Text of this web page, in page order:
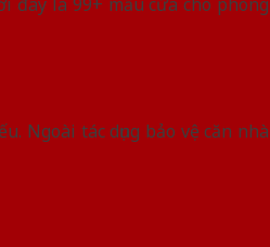
Ngoài tác dụng bảo vệ căn nhà